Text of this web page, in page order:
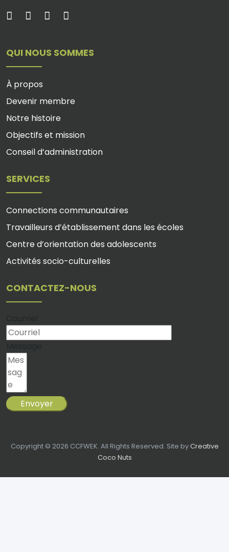
QUI NOUS SOMMES
À propos
Devenir membre
Notre histoire
Objectifs et mission
Conseil d’administration
SERVICES
Connections communautaires
Travailleurs d’établissement dans les écoles
Centre d’orientation des adolescents
Activités socio-culturelles
CONTACTEZ-NOUS
Envoyer
Copyright © 2026 CCFWEK. All Rights Reserved. Site byCreative
Coco Nuts